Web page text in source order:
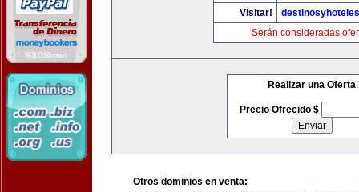
Visitar!
Serán consideradas
Realizar una Oferta
Precio Ofrecido $
Otros dominios en venta: